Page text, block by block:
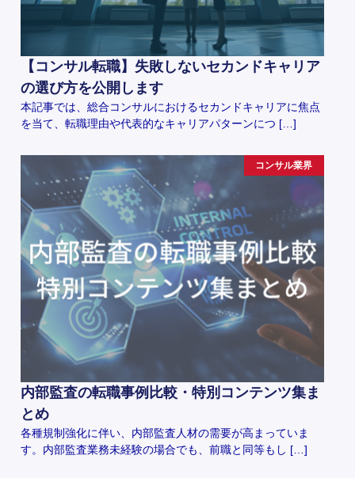
【コンサル転職】失敗しないセカンドキャリア
の選び方を公開します
本記事では、総合コンサルにおけるセカンドキャリアに焦点
を当て、転職理由や代表的なキャリアパターンにつ […]
コンサル業界
内部監査の転職事例比較・特別コンテンツ集ま
とめ
各種規制強化に伴い、内部監査人材の需要が高まっていま
す。内部監査業務未経験の場合でも、前職と同等もし […]